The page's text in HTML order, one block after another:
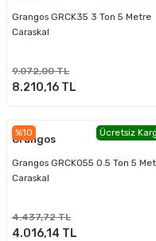
Grangos GRCK35 3 Ton 5 Metre
Caraskal
9.072,00 TL
8.210,16 TL
%10 Ücretsiz
Grangos
Grangos GRCK055 0.5 Ton 5
Caraskal
4.437,72 TL
4.016,14 TL